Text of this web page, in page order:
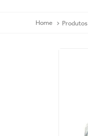
Produtos